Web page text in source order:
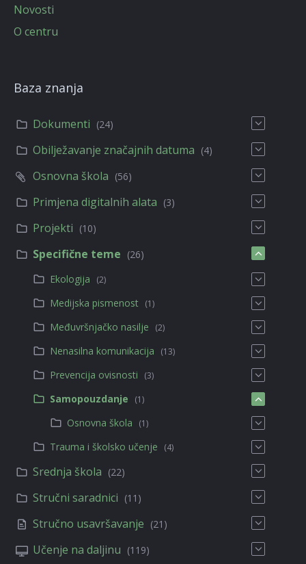
Novosti
O centru
Baza znanja
Dokumenti (24)
Obilježavanje značajnih datuma (4)
Osnovna škola (56)
Primjena digitalnih alata (3)
Projekti (10)
Specifične teme (26)
Ekologija
(2)
Medijska pismenost (1)
Međuvršnjačko nasilje (2)
Nenasilna komunikacija (13)
Prevencija ovisnosti (3)
Samopouzdanje (1)
Osnovna škola (1)
Trauma i školsko učenje (4)
Srednja škola (22)
Stručni saradnici (11)
Stručno usavršavanje (21)
Učenje na daljinu (119)